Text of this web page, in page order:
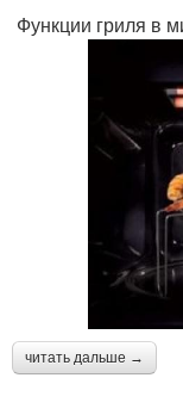
Функции гриля в
читать дальше →